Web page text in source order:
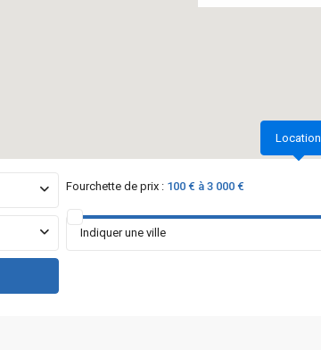
Location
Fourchette de prix : 100 € à 3 000 €